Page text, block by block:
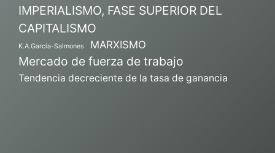
IMPERIALISMO, FASE SUPERIOR DEL
CAPITALISMO
K.A.García-Salmones MARXISMO
Mercado de fuerza de trabajo
Tendencia decreciente de la tasa de ganancia